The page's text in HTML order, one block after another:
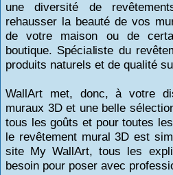
une diversité de
rehausser la beauté de vos
de votre maison ou de
boutique. Spécialiste du
produits naturels et de qualité
WallArt met, donc, à votre
muraux 3D et une belle
tous les goûts et pour toutes
le revêtement mural 3D est
site My WallArt, tous les
besoin pour poser avec